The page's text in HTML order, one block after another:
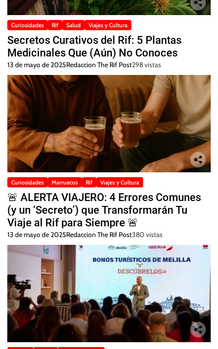
Curiosidades Rif Salud Viajes y Cultura
Secretos Curativos del Rif: 5 Plantas
Medicinales Que (Aún) No Conoces
13 de mayo de 2025Redaccion The Rif Post298 vistas
Curiosidades Marruecos Rif Viajes y Cultura
🚨 ALERTA VIAJERO: 4 Errores Comunes
(y un ‘Secreto’) que Transformarán Tu
Viaje al Rif para Siempre 🚨
13 de mayo de 2025Redaccion The Rif Post380 vistas